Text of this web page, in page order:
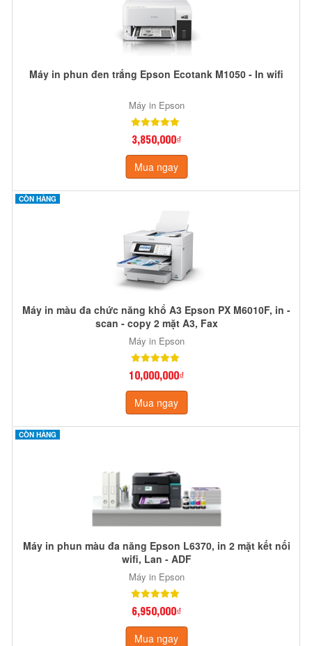
Máy in phun đen trắng Epson Ecotank M1050 - In wifi
Máy in Epson
3,850,000₫
Mua ngay
CÒN HÀNG
Máy in màu đa chức năng khổ A3 Epson PX M6010F, in -
scan - copy 2 mặt A3, Fax
Máy in Epson
10,000,000₫
Mua ngay
CÒN HÀNG
Máy in phun màu đa năng Epson L6370, in 2 mặt kết nối
wifi, Lan - ADF
Máy in Epson
6,950,000₫
Mua ngay